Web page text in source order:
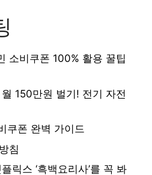
소비쿠폰 100% 활용 꿀팁
150만원 벌기! 전기 자전
쿠폰 완벽 가이드
침
릭스 ‘흑백요리사’를 꼭 봐